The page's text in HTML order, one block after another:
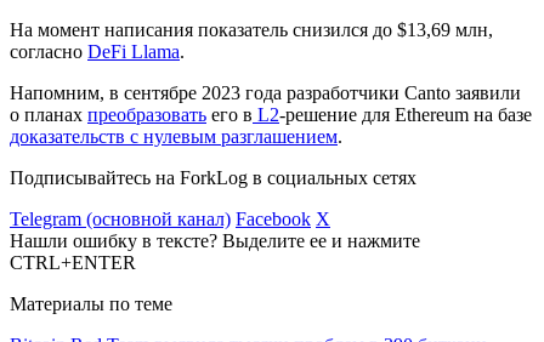
На момент написания показатель снизился до $13,69 млн,
согласно DeFi Llama.
Напомним, в сентябре 2023 года разработчики Canto заявили
о планах преобразовать его в L2-решение для Ethereum на базе
доказательств с нулевым разглашением.
Подписывайтесь на ForkLog в социальных сетях
Telegram (основной канал) Facebook X
Нашли ошибку в тексте? Выделите ее и нажмите
CTRL+ENTER
Материалы по теме